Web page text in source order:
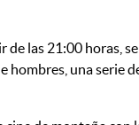
las 21:00 horas,
una